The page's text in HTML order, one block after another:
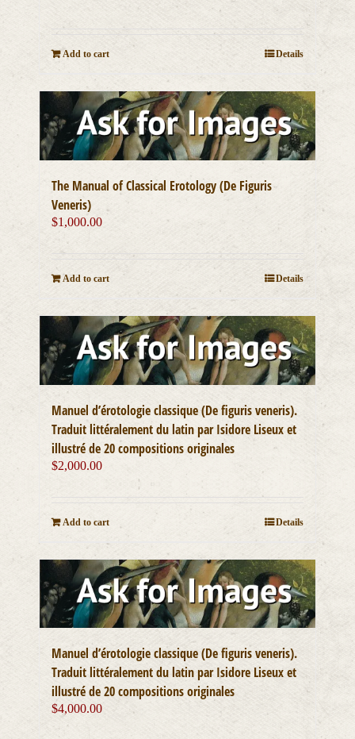
Add to cart Details
The Manual of Classical Erotology (De Figuris
Veneris)
$1,000.00
Add to cart Details
Manuel d’érotologie classique (De figuris veneris).
Traduit littéralement du latin par Isidore Liseux et
illustré de 20 compositions originales
$2,000.00
Add to cart Details
Manuel d’érotologie classique (De figuris veneris).
Traduit littéralement du latin par Isidore Liseux et
illustré de 20 compositions originales
$4,000.00